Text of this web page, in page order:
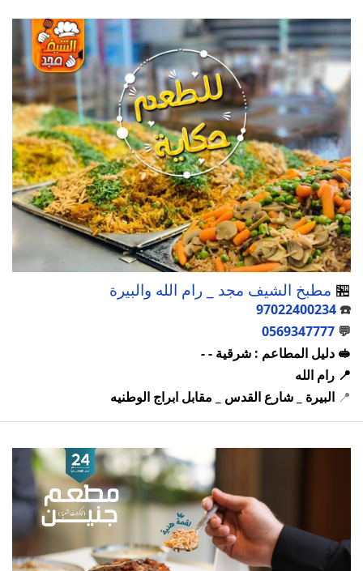
🏪 مطبخ الشيف مجد _ رام الله والبيرة
☎️
97022400234
💬
0569347777
🥪 دليل المطاعم : شرقية - -
📍 رام الله
📍 البيرة _ شارع القدس _ مقابل ابراج الوطنيه